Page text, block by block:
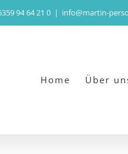
94 64 21 0 | info@martin-
Home Über